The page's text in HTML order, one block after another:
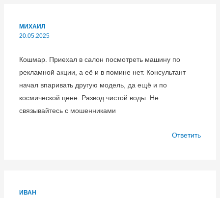
МИХАИЛ
20.05.2025
Кошмар. Приехал в салон посмотреть машину по
рекламной акции, а её и в помине нет. Консультант
начал впаривать другую модель, да ещё и по
космической цене. Развод чистой воды. Не
связывайтесь с мошенниками
Ответить
ИВАН